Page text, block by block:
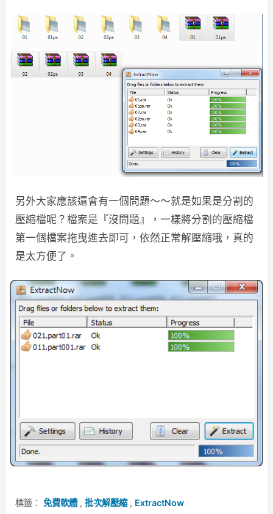
另外大家應該還會有一個問題～～就是如果是分割的
壓縮檔呢？檔案是『沒問題』，一樣將分割的壓縮檔
第一個檔案拖曳進去即可，依然正常解壓縮哦，真的
是太方便了。
標籤： 免費軟體, 批次解壓縮, ExtractNow